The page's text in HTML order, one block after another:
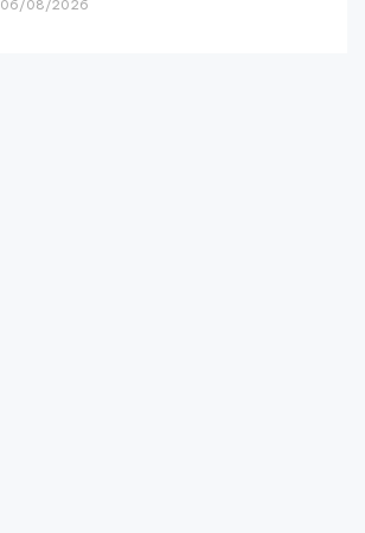
06/08/2026